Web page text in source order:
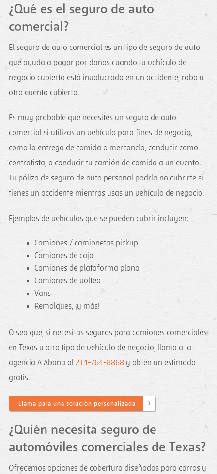
¿Qué es el seguro de auto
comercial?
El seguro de auto comercial es un tipo de seguro de auto
que ayuda a pagar por daños cuando tu vehículo de
negocio cubierto está involucrado en un accidente, robo u
otro evento cubierto.
Es muy probable que necesites un seguro de auto
comercial si utilizas un vehículo para fines de negocio,
como la entrega de comida o mercancía, conducir como
contratista, o conducir tu camión de comida a un evento.
Tu póliza de seguro de auto personal podría no cubrirte si
tienes un accidente mientras usas un vehículo de negocio.
Ejemplos de vehículos que se pueden cubrir incluyen:
Camiones / camionetas pickup
Camiones de caja
Camiones de plataforma plana
Camiones de volteo
Vans
Remolques, ¡y más!
O sea que, si necesitas seguros para camiones comerciales
en Texas u otro tipo de vehículo de negocio, llama a la
agencia A Abana al 214-764-8868y obtén un estimado
gratis.
Llama para una solución personalizada
¿Quién necesita seguro de
automóviles comerciales de Texas?
Ofrecemos opciones de cobertura diseñadas para carros y